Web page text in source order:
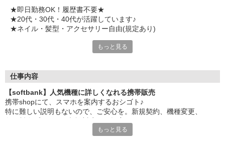
★即日勤務OK！履歴書不要★
★20代・30代・40代が活躍しています♪
★ネイル・髪型・アクセサリー自由(規定あり)
シエロのスタッフは9割が未経験スタート。
ずっと先まで役に立ちます！
丁寧な研修もあるので、
みなさんから働きやすいと好評です♪
最新アプリ事情やお得なプラン、
スマホの裏ワザを学べるチャンス♪
もっと見る
仕事内容
【softbank】人気機種に詳しくなれる携帯販売
携帯shopにて、スマホを案内するおシゴト♪
特に難しい説明もないので、ご安心を。新規契約、機種変更、
もっと見る